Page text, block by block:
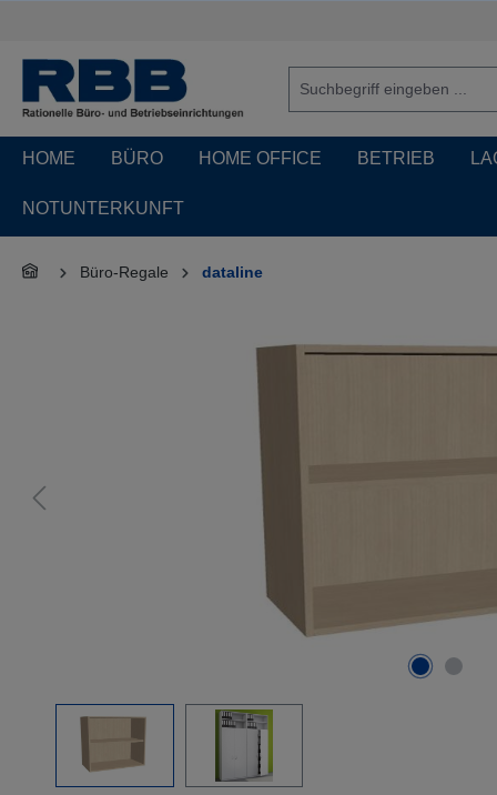
HOME BÜRO HOME OFFICE BETRIEB
NOTUNTERKUNFT
Büro-Regale dataline